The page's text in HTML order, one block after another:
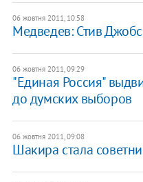
06 жовтня 2011, 10:58
Медведев: Стив
06 жовтня 2011, 09:29
"Единая Россия"
до думских выборов
06 жовтня 2011, 09:08
Шакира стала